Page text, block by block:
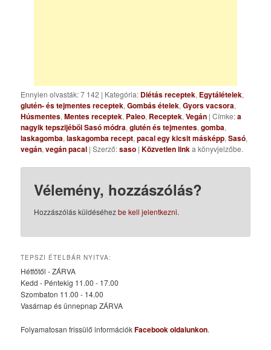
Ennyien olvasták: 7 142 | Kategória: Diétás receptek, Egytálételek,
glutén- és tejmentes receptek,Gombás ételek,Gyors vacsora,
Húsmentes,Mentes receptek, Paleo, Receptek,Vegán | Címke:a
nagyik tepszijéből Sasó módra,glutén és tejmentes,gomba,
laskagomba,laskagomba recept,pacal egy kicsit másképp,Sasó,
vegán,vegán pacal | Szerző:saso |Közvetlen linka könyvjelzőbe.
Vélemény, hozzászólás?
Hozzászólás küldéséhezbe kell jelentkezni.
TEPSZI ÉTELBÁR NYITVA:
Hétfőtől - ZÁRVA
Kedd - Péntekig 11.00 - 17.00
Szombaton 11.00 - 14.00
Vasárnap és ünnepnap ZÁRVA
Folyamatosan frissülő információkFacebook oldalunkon.